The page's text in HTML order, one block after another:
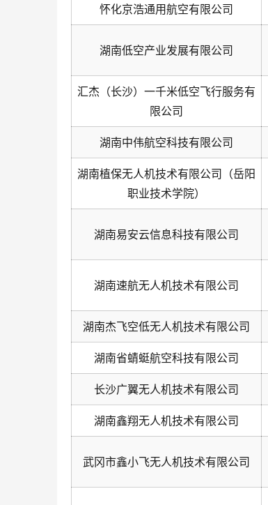
怀化京浩通用航空有限公司
湖南低空产业发展有限公司
汇杰（长沙）一千米低空飞行服务有
限公司
湖南中伟航空科技有限公司
湖南植保无人机技术有限公司（岳阳
职业技术学院）
湖南易安云信息科技有限公司
湖南速航无人机技术有限公司
湖南杰飞空低无人机技术有限公司
湖南省蜻蜓航空科技有限公司
长沙广翼无人机技术有限公司
湖南鑫翔无人机技术有限公司
武冈市鑫小飞无人机技术有限公司